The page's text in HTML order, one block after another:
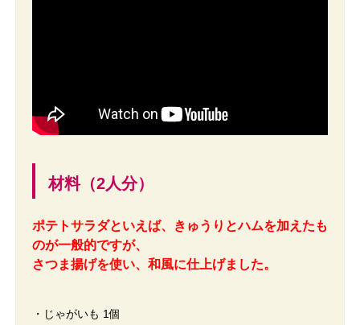
材料（2人分）
ポテトサラダといえば、きゅうりとハムを加えたも
のが一般的ですが、
さつま揚げを使い、和風に仕上げました。
・じゃがいも 1個